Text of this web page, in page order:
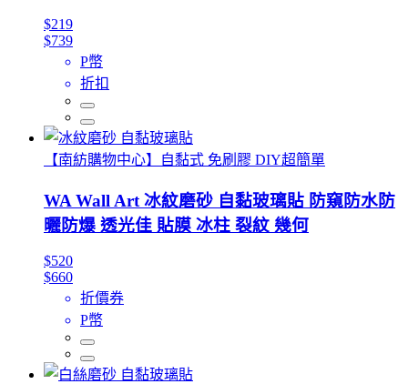
$219
$739
P幣
折扣
【南紡購物中心】自黏式 免刷膠 DIY超簡單
WA Wall Art 冰紋磨砂 自黏玻璃貼 防窺防水防
曬防爆 透光佳 貼膜 冰柱 裂紋 幾何
$520
$660
折價券
P幣